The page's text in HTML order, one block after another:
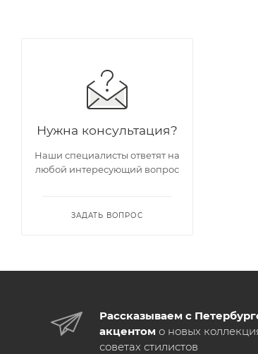
Нужна консультация?
Наши специалисты ответят на
любой интересующий вопрос
ЗАДАТЬ ВОПРОС
Рассказываем с
акцентом о новых
советах стилистов